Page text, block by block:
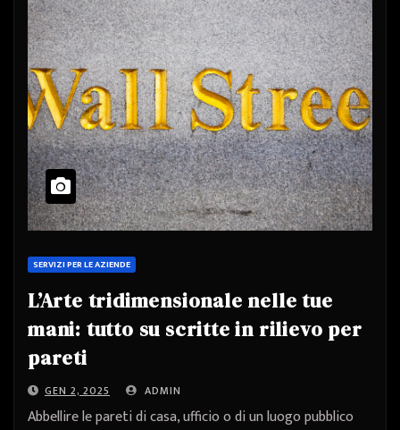
SERVIZI PER LE AZIENDE
L’Arte tridimensionale nelle tue
mani: tutto su scritte in rilievo per
pareti
GEN 2, 2025 ADMIN
Abbellire le pareti di casa, ufficio o di un luogo pubblico